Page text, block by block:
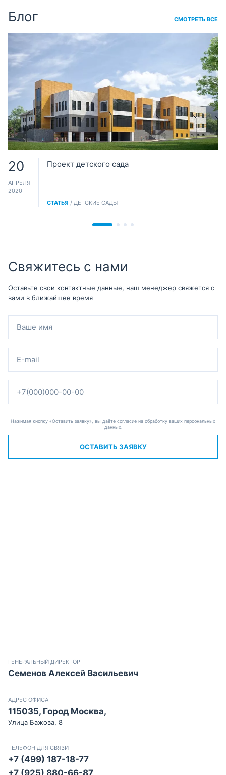
Блог СМОТРЕТЬ ВСЕ
20
АПРЕЛЯ
2020
Проект детского сада
СТАТЬЯ / ДЕТСКИЕ САДЫ
Свяжитесь с нами
Оставьте свои контактные данные, наш менеджер свяжется с
вами в ближайшее время
Нажимая кнопку «Оставить заявку», вы даёте согласие на обработку ваших персональных
данных.
ОСТАВИТЬ ЗАЯВКУ
ГЕНЕРАЛЬНЫЙ ДИРЕКТОР
Семенов Алексей Васильевич
АДРЕС ОФИСА
115035, Город Москва,
Улица Бажова, 8
ТЕЛЕФОН ДЛЯ СВЯЗИ
+7 (499) 187-18-77
+7 (925) 880-66-87